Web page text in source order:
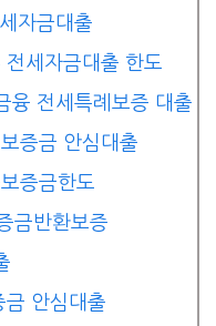
자금대출
세자금대출 한도
융 전세특례보증 대출
증금 안심대출
증금한도
금반환보증
안심대출